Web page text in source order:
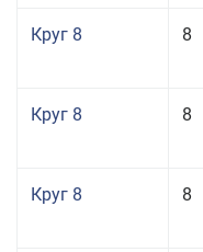
Круг 8 8
Круг 8 8
Круг 8 8